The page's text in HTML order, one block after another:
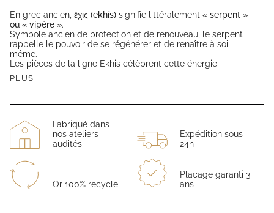
En grec ancien, ἔχις (ekhís) signifie littéralement « serpent »
ou « vipère ».
Symbole ancien de protection et de renouveau, le serpent
rappelle le pouvoir de se régénérer et de renaître à soi-
même.
Les pièces de la ligne Ekhis célèbrent cette énergie
PLUS
Fabriqué dans
nos ateliers
audités
Expédition sous
24h
Or 100% recyclé
Placage garanti 3
ans